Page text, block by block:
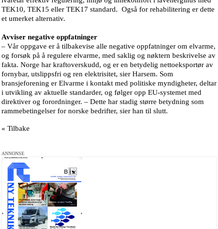
TEK10, TEK15 eller TEK17 standard. Også for rehabilitering er dette
et umerket alternativ.
Avviser negative oppfatninger
– Vår oppgave er å tilbakevise alle negative oppfatninger om elvarme,
og forsøk på å regulere elvarme, med saklig og nøktern beskrivelse av
fakta. Norge har kraftoverskudd, og er en betydelig nettoeksportør av
fornybar, utslippsfri og ren elektrisitet, sier Harsem. Som
bransjeforening er Elvarme i kontakt med politiske myndigheter, deltar
i utvikling av aktuelle standarder, og følger opp EU-systemet med
direktiver og forordninger. – Dette har stadig større betydning som
rammebetingelser for norske bedrifter, sier han til slutt.
« Tilbake
ANNONSE